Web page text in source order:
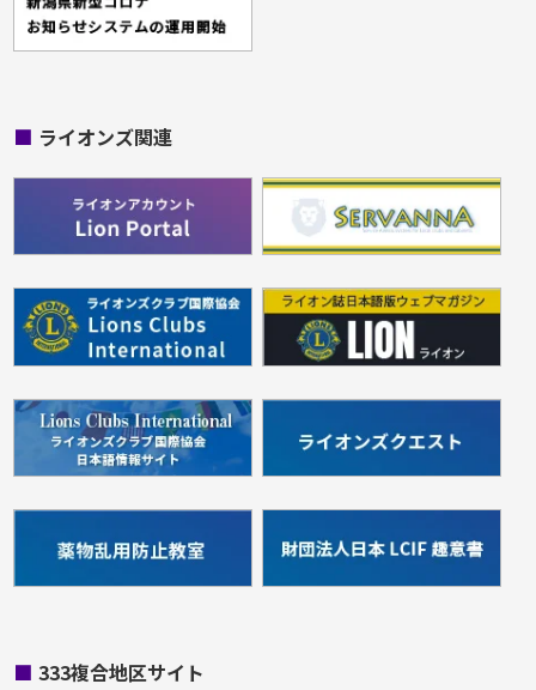
■ ライオンズ関連
■ 333複合地区サイト